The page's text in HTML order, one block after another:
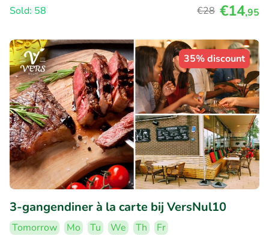
Sold: 58
€28 €14,95
35% discount
3-gangendiner à la carte bij VersNul10
Tomorrow Mo Tu We Th
Fr